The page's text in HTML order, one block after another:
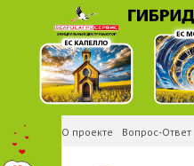
О проекте Вопрос-Ответ